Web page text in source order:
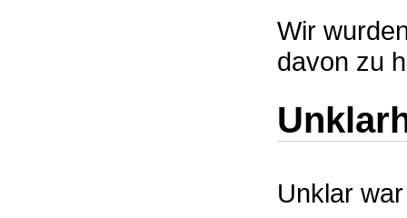
Wir
davon zu
Unklar